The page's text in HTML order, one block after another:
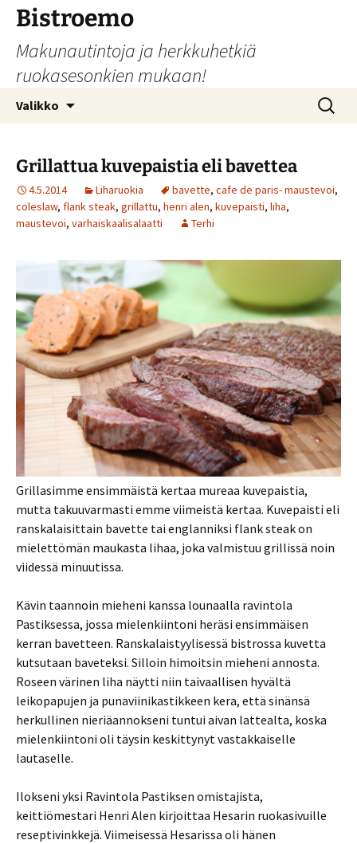
Siirry
sisältöön
Bistroemo
Makunautintoja ja herkkuhetkiä
ruokasesonkien mukaan!
Valikko Haku:
Grillattua kuvepaistia eli bavettea
4.5.2014 Liharuokia bavette, cafe de paris- maustevoi,
coleslaw, flank steak, grillattu, henri alen, kuvepaisti, liha,
maustevoi, varhaiskaalisalaatti Terhi
Grillasimme ensimmäistä kertaa mureaa kuvepaistia,
mutta takuuvarmasti emme viimeistä kertaa. Kuvepaisti eli
ranskalaisittain bavette tai englanniksi flank steak on
mielettömän maukasta lihaa, joka valmistuu grillissä noin
viidessä minuutissa.
Kävin taannoin mieheni kanssa lounaalla ravintola
Pastiksessa, jossa mielenkiintoni heräsi ensimmäisen
kerran bavetteen. Ranskalaistyylisessä bistrossa kuvetta
kutsutaan baveteksi. Silloin himoitsin mieheni annosta.
Roseen värinen liha näytti niin taivaallisen hyvältä
leikopapujen ja punaviinikastikkeen kera, että sinänsä
herkullinen nieriäannokseni tuntui aivan lattealta, koska
mielenkiintoni oli täysin keskittynyt vastakkaiselle
lautaselle.
Ilokseni yksi Ravintola Pastiksen omistajista,
keittiömestari Henri Alen kirjoittaa Hesarin ruokasivuille
reseptivinkkejä. Viimeisessä Hesarissa oli hänen